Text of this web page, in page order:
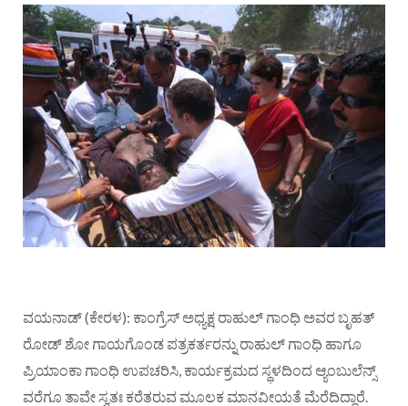
ವಯನಾಡ್ (ಕೇರಳ): ಕಾಂಗ್ರೆಸ್​ ಅಧ್ಯಕ್ಷ ರಾಹುಲ್​ ಗಾಂಧಿ ಅವರ ಬೃಹತ್​
ರೋಡ್​ ಶೋ ಗಾಯಗೊಂಡ ಪತ್ರಕರ್ತರನ್ನು ರಾಹುಲ್ ಗಾಂಧಿ ಹಾಗೂ
ಪ್ರಿಯಾಂಕಾ ಗಾಂಧಿ ಉಪಚರಿಸಿ, ಕಾರ್ಯಕ್ರಮದ ಸ್ಥಳದಿಂದ ಆ್ಯಂಬುಲೆನ್ಸ್​
ವರೆಗೂ ತಾವೇ ಸ್ವತಃ ಕರೆತರುವ ಮೂಲಕ ಮಾನವೀಯತೆ ಮೆರೆದಿದ್ದಾರೆ.